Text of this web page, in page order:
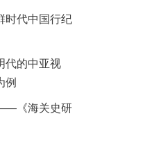
时代中国行纪
代的中亚视
例
《海关史研